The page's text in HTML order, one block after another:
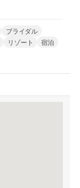
ブライダル
リゾート
宿泊